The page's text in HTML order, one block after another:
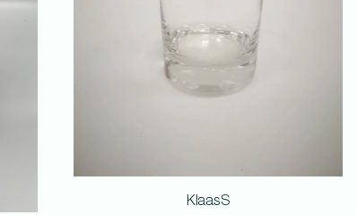
Klaas S